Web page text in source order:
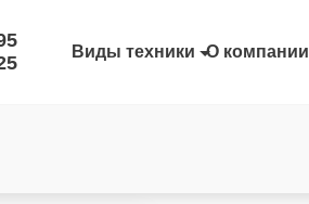
Виды техники О компании